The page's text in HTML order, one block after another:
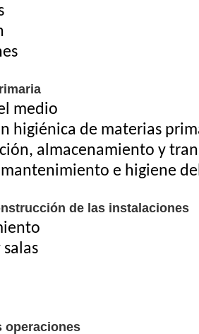
medio
higiénica de materias
almacenamiento y
mantenimiento e higiene
de las instalaciones
operaciones